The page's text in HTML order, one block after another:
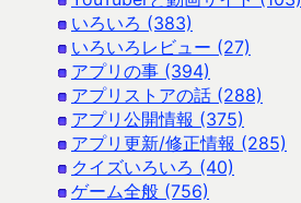
いろいろ (383)
いろいろレビュー (27)
アプリの事 (394)
アプリストアの話 (288)
アプリ公開情報 (375)
アプリ更新/修正情報 (285)
クイズいろいろ (40)
ゲーム全般 (756)